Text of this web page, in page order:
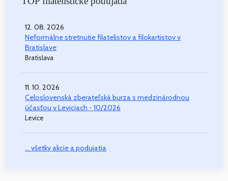
12. 08. 2026
Neformálne stretnutie filatelistov a filokartistov v
Bratislave
Bratislava
11. 10. 2026
Celoslovenská zberateľská burza s medzinárodnou
účasťou v Leviciach - 10/2026
Levice
... všetky akcie a podujatia